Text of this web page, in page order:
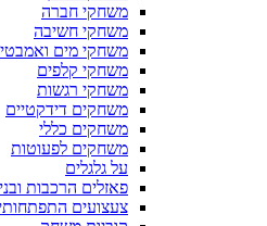
משחקי חברה
משחקי חשיבה
משחקי מים
משחקי קלפים
משחקי רגשות
משחקים דידקטיים
משחקים כללי
משחקים לפעוטות
על גלגלים
פאזלים הרכבות
צעצועים